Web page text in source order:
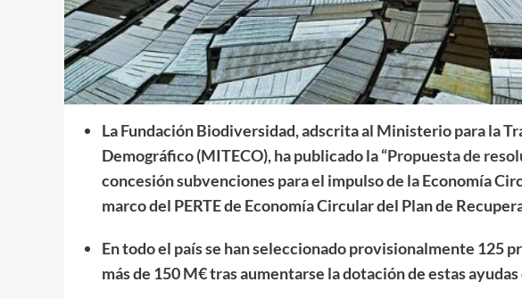
La Fundación Biodiversidad, adscrita al Ministerio para la
Demográfico (MITECO), ha publicado la“Propuesta de
concesión subvencionespara el impulso de la Economía
marco del PERTE de Economía Circular del Plan de
En todo el país se han seleccionado provisionalmente 125
más de 150 M€ tras aumentarse la dotación de estas